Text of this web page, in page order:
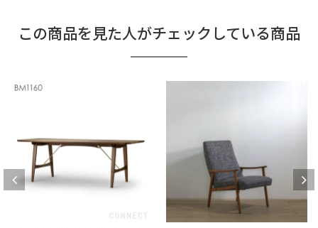
この商品を見た人がチェックしている商品